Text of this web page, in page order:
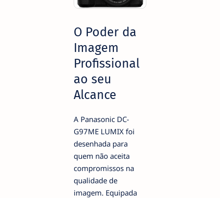
O Poder da
Imagem
Profissional
ao seu
Alcance
A Panasonic DC-
G97ME LUMIX foi
desenhada para
quem não aceita
compromissos na
qualidade de
imagem. Equipada